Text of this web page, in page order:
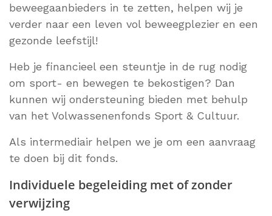
beweegaanbieders in te zetten, helpen wij je
verder naar een leven vol beweegplezier en een
gezonde leefstijl!
Heb je financieel een steuntje in de rug nodig
om sport- en bewegen te bekostigen? Dan
kunnen wij ondersteuning bieden met behulp
van het Volwassenenfonds Sport & Cultuur.
Als intermediair helpen we je om een aanvraag
te doen bij dit fonds.
Individuele begeleiding met of zonder
verwijzing